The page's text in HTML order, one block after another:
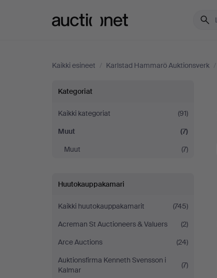
Kaikki esineet / Karlstad Hammarö Auktionsverk /
Muut
Karlstad
Hammarö
yrityksessä
Kategoriat
Kaikki kategoriat
(91)
Muut
(7)
Muut
(7)
Huutokauppakamari
Kaikki huutokauppakamarit
(745)
Acreman St Auctioneers & Valuers
(2)
Arce Auctions
(24)
Auktionsfirma Kenneth Svensson i
Kalmar
(7)